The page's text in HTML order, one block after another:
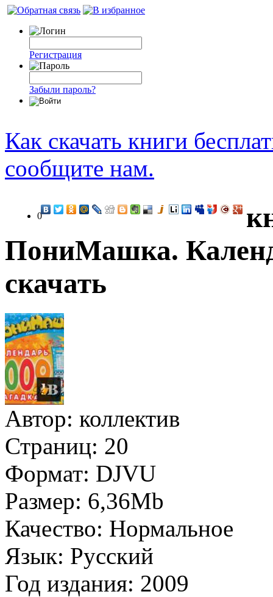
Регистрация
Забыли пароль?
Как скачать книги
сообщите нам.
0
ПониМашка.
скачать
Автор: коллектив
Страниц: 20
Формат: DJVU
Размер: 6,36Mb
Качество: Нормальное
Язык: Русский
Год издания: 2009